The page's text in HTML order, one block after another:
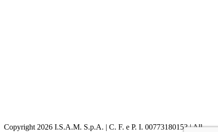
Copyright 2026 I.S.A.M. S.p.A. | C. F. e P. I. 00773180153 | All